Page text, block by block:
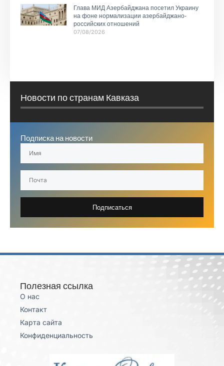
Глава МИД Азербайджана посетил Украину
на фоне нормализации азербайджано-
российских отношений
07/08/2026
Новости по странам Кавказа
Подписка на новости
Подписаться
Полезная ссылка
О нас
Контакт
Карта сайта
Конфиденциальность